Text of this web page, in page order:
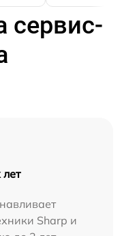
сервис-
Sharp и